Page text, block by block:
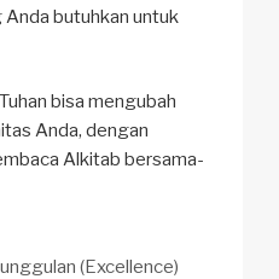
butuhkan untuk
bisa mengubah
Anda, dengan
Alkitab bersama-
(Excellence)